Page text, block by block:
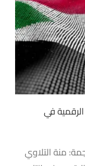
في
منة التلاوي